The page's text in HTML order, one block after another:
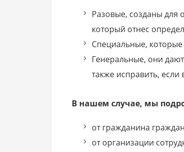
Разовые, созданы для
который отнес
Специальные,
Генеральные, они
также исправить,
В нашем случае, мы
от гражданина
от организации